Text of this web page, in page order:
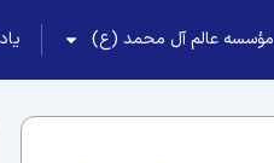
مؤسسه عالم آل محمد (ع)